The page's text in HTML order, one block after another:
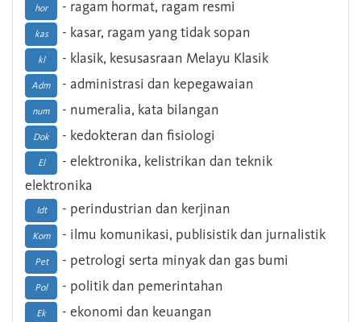
hor - ragam hormat, ragam resmi
kas - kasar, ragam yang tidak sopan
kl - klasik, kesusasraan Melayu Klasik
Adm - administrasi dan kepegawaian
num - numeralia, kata bilangan
Dok - kedokteran dan fisiologi
El
- elektronika, kelistrikan dan teknik
elektronika
Idt - perindustrian dan kerjinan
Kom - ilmu komunikasi, publisistik dan jurnalistik
Pet - petrologi serta minyak dan gas bumi
Pol - politik dan pemerintahan
Ek - ekonomi dan keuangan